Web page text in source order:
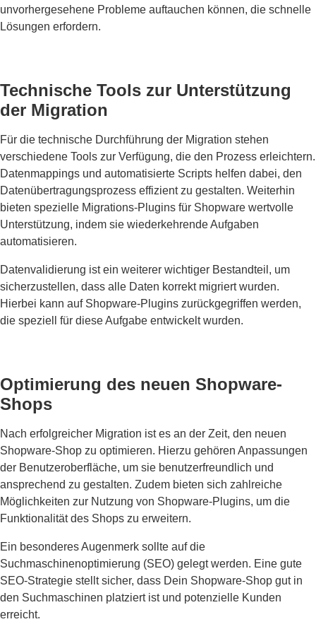
unvorhergesehene Probleme auftauchen können, die schnelle
Lösungen erfordern.
Technische Tools zur Unterstützung
der Migration
Für die technische Durchführung der Migration stehen
verschiedene Tools zur Verfügung, die den Prozess erleichtern.
Datenmappings und automatisierte Scripts helfen dabei, den
Datenübertragungsprozess effizient zu gestalten. Weiterhin
bieten spezielle Migrations-Plugins für Shopware wertvolle
Unterstützung, indem sie wiederkehrende Aufgaben
automatisieren.
Datenvalidierung ist ein weiterer wichtiger Bestandteil, um
sicherzustellen, dass alle Daten korrekt migriert wurden.
Hierbei kann auf Shopware-Plugins zurückgegriffen werden,
die speziell für diese Aufgabe entwickelt wurden.
Optimierung des neuen Shopware-
Shops
Nach erfolgreicher Migration ist es an der Zeit, den neuen
Shopware-Shop zu optimieren. Hierzu gehören Anpassungen
der Benutzeroberfläche, um sie benutzerfreundlich und
ansprechend zu gestalten. Zudem bieten sich zahlreiche
Möglichkeiten zur Nutzung von Shopware-Plugins, um die
Funktionalität des Shops zu erweitern.
Ein besonderes Augenmerk sollte auf die
Suchmaschinenoptimierung (SEO) gelegt werden. Eine gute
SEO-Strategie stellt sicher, dass Dein Shopware-Shop gut in
den Suchmaschinen platziert ist und potenzielle Kunden
erreicht.